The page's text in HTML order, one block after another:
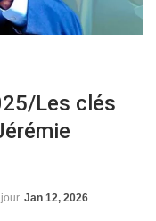
Les clés
Jan 12, 2026